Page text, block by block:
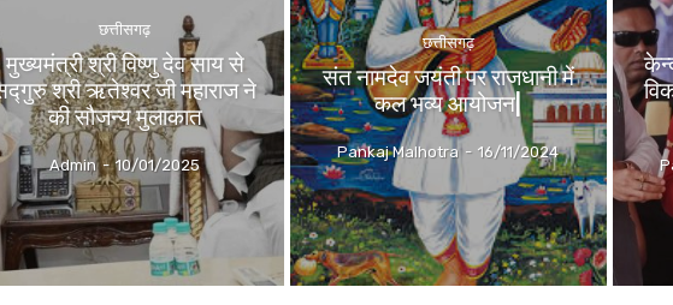
छत्तीसगढ़
मुख्यमंत्री श्री विष्णु देव साय से
श्री ऋतेश्वर जी महाराज ने
की सौजन्य मुलाकात
Admin - 10/01/2025
छत्तीसगढ़
संत नामदेव जयंती पर राजधानी में
कल भव्य आयोजन|
Pankaj Malhotra - 16/11/2024